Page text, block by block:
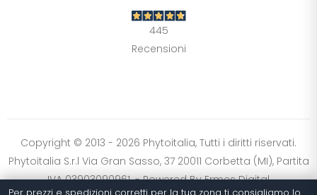
445
Recensioni
Copyright © 2013 - 2026 Phytoitalia, Tutti i diritti riservati.
Phytoitalia S.r.l Via Gran Sasso, 37 20011 Corbetta (MI), Partita
IVA 03903090961. - Powered ByErmes Digital
Chiaro
Ripristina impostazioni